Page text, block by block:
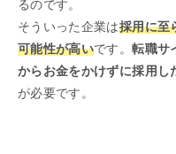
るのです。
そういった企業は採用に至
可能性が高いです。転職サ
からお金をかけずに採用し
が必要です。